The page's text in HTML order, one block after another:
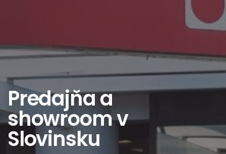
Predajňa a
showroom v
Slovinsku